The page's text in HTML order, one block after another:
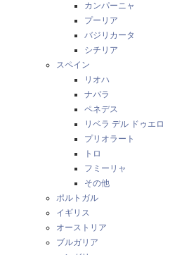
カンパーニャ
プーリア
バジリカータ
シチリア
スペイン
リオハ
ナバラ
ペネデス
リベラ デル ドゥエロ
プリオラート
トロ
フミーリャ
その他
ポルトガル
イギリス
オーストリア
ブルガリア